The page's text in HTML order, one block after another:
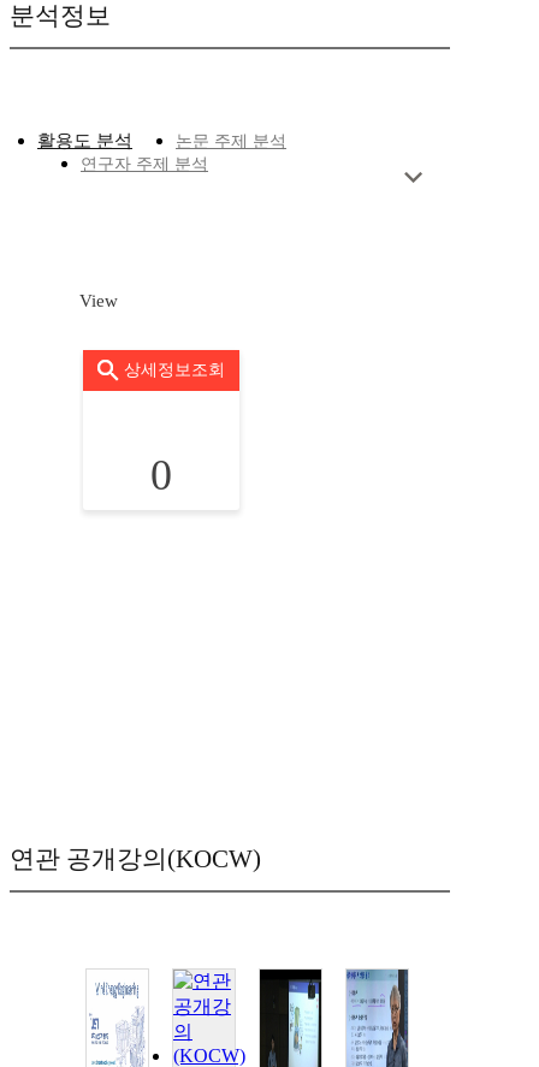
분석정보
활용도 분석
논문 주제 분석
연구자 주제 분석
View
상세정보조회
0
연관 공개강의(KOCW)